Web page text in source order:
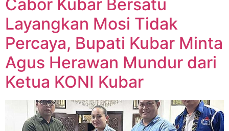
Cabor Kubar Bersatu
Layangkan Mosi Tidak
Percaya, Bupati Kubar Minta
Agus Herawan Mundur dari
Ketua KONI Kubar